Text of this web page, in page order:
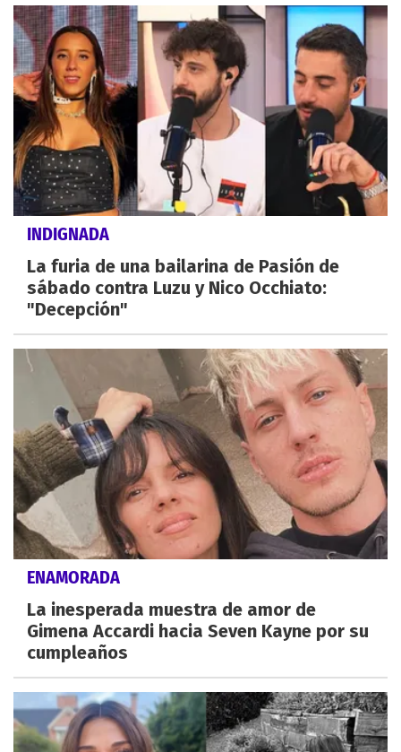
INDIGNADA
La furia de una bailarina de Pasión de
sábado contra Luzu y Nico Occhiato:
"Decepción"
ENAMORADA
La inesperada muestra de amor de
Gimena Accardi hacia Seven Kayne por su
cumpleaños